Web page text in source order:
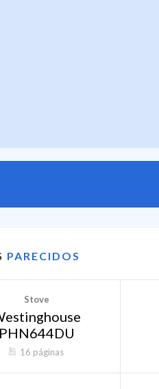
PARECIDOS
Stove
PHN644DU
16 páginas